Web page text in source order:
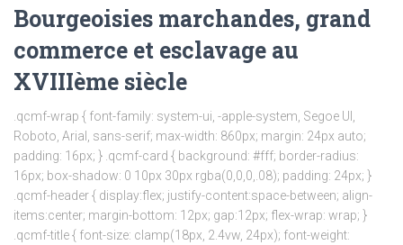
Bourgeoisies marchandes, grand
commerce et esclavage au
XVIIIème siècle
.qcmf-wrap { font-family: system-ui, -apple-system, Segoe UI,
Roboto, Arial, sans-serif; max-width: 860px; margin: 24px auto;
padding: 16px; } .qcmf-card { background: #fff; border-radius:
16px; box-shadow: 0 10px 30px rgba(0,0,0,.08); padding: 24px; }
.qcmf-header { display:flex; justify-content:space-between; align-
items:center; margin-bottom: 12px; gap:12px; flex-wrap: wrap; }
.qcmf-title { font-size: clamp(18px, 2.4vw, 24px); font-weight: